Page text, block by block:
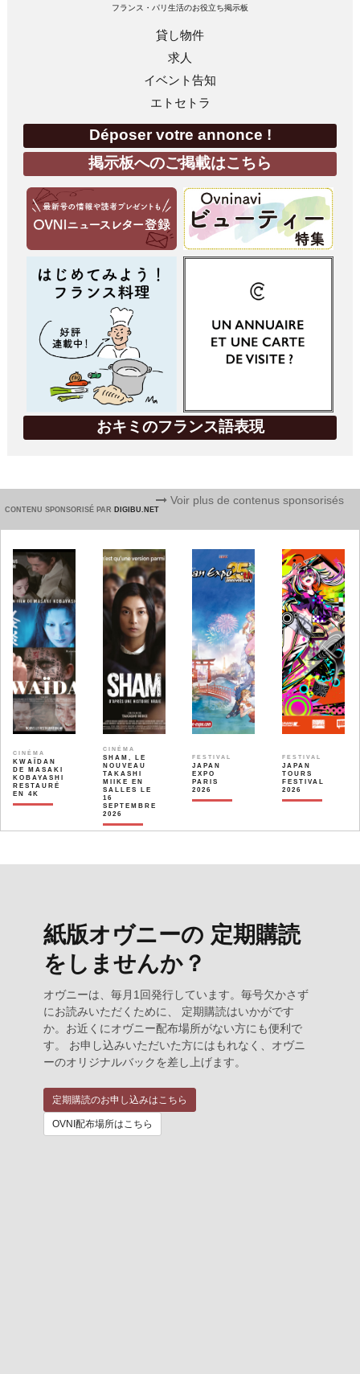
フランス・パリ生活のお役立ち掲示板
貸し物件
求人
イベント告知
エトセトラ
Déposer votre annonce !
掲示板へのご掲載はこちら
おキミのフランス語表現
CONTENU SPONSORISÉ PAR DIGIBU.NET
Voir plus de contenus sponsorisés
CINÉMA
KWAÏDAN
DE MASAKI
KOBAYASHI
RESTAURÉ
EN 4K
CINÉMA
SHAM, LE
NOUVEAU
TAKASHI
MIIKE EN
SALLES LE
16
SEPTEMBRE
2026
FESTIVAL
JAPAN
EXPO
PARIS
2026
FESTIVAL
JAPAN
TOURS
FESTIVAL
2026
紙版オヴニーの 定期購読
をしませんか？
オヴニーは、毎月1回発行しています。毎号欠かさず
にお読みいただくために、 定期購読はいかがです
か。お近くにオヴニー配布場所がない方にも便利で
す。 お申し込みいただいた方にはもれなく、オヴニ
ーのオリジナルバックを差し上げます。
定期購読のお申し込みはこちら
OVNI配布場所はこちら